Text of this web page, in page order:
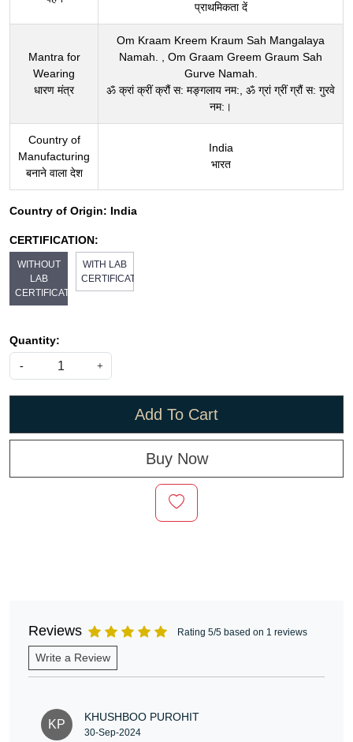
प्राथमिकता दें
Mantra for
Wearing
धारण मंत्र
Om Kraam Kreem Kraum Sah Mangalaya
Namah. , Om Graam Greem Graum Sah
Gurve Namah.
ॐ क्रां क्रीं क्रौं स: मङ्गलाय नम:, ॐ ग्रां ग्रीं ग्रौं स: गुरवे
नम:।
Country of
Manufacturing
बनाने वाला देश
India
भारत
Country of Origin: India
CERTIFICATION:
WITHOUT
LAB
CERTIFICATE
WITH LAB
CERTIFICATE
Quantity:
- +
Add To Cart
Buy Now
Reviews Rating 5/5 based on 1 reviews
Write a Review
KP
KHUSHBOO PUROHIT
30-Sep-2024